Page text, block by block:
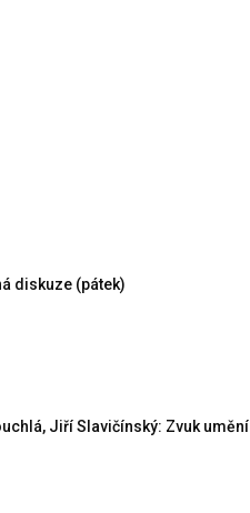
diskuze (pátek)
Jiří Slavičínský: Zvuk umění